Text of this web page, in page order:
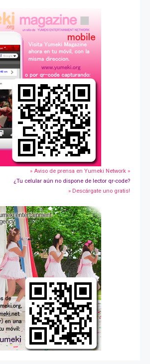
» Aviso de prensa en Yumeki Network »
¿Tu celular aún no dispone de lector qr-code?
» Descárgate uno gratis!